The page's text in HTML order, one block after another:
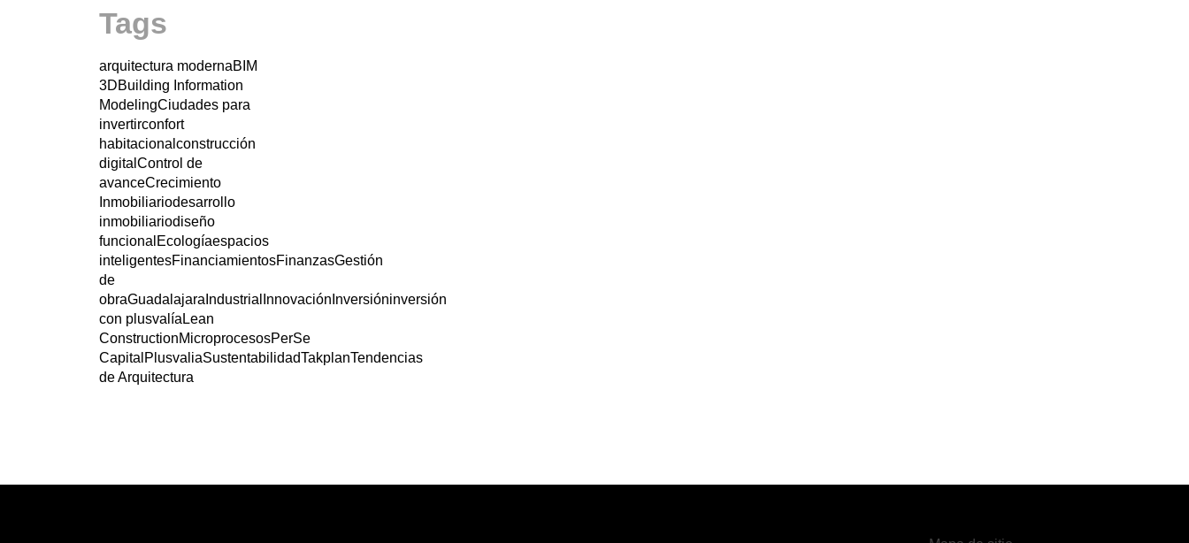
Tags
arquitectura modernaBIM
3DBuilding Information
ModelingCiudades para
invertirconfort
habitacional construcción
digital Control de
avanceCrecimiento
Inmobiliariodesarrollo
inmobiliariodiseño
funcional Ecologíaespacios
inteligentesFinanciamientosFinanzasGestión
de
obraGuadalajara Industrial Innovación Inversióninversión
con plusvalía Lean
ConstructionMicroprocesosPerSe
Capital PlusvaliaSustentabilidadTakplanTendencias
de Arquitectura